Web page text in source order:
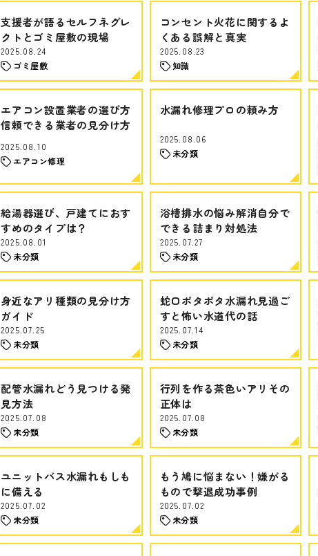
支援者が語るセルフネグレ
クトとゴミ屋敷の現場
2025.08.24
ゴミ屋敷
コンセント火花に関するよ
くある誤解と真実
2025.08.23
知識
エアコン設置業者の選び方
信頼できる業者の見分け方
2025.08.10
エアコン修理
水漏れ修理プロの頼み方
2025.08.06
未分類
給湯器選び、戸建てにおす
すめのタイプは？
2025.08.01
未分類
浴槽排水の悩み解消自分で
できる詰まり対処法
2025.07.27
未分類
身近なアリ種類の見分け方
ガイド
2025.07.25
未分類
蛇口ポタポタ水漏れ見過ご
すと怖い水道代の話
2025.07.14
未分類
配管水漏れどう見つける発
見方法
2025.07.08
未分類
行列を作る茶色いアリその
正体は
2025.07.08
未分類
ユニットバス水漏れもしも
に備える
2025.07.02
未分類
もう鳩に悩まない！嫌がる
もので撃退成功事例
2025.07.02
未分類